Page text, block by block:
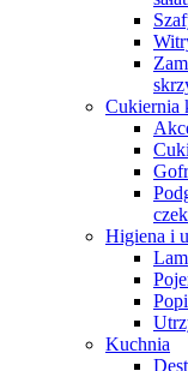
Cukiernia
Higiena i
Kuchnia